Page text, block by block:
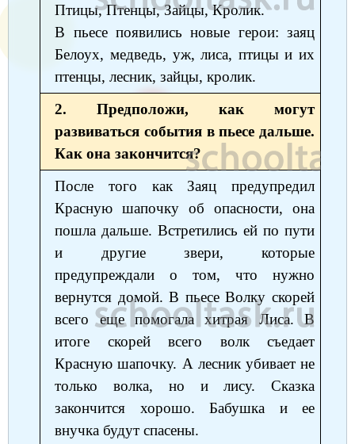
Литература
Биология
Музыка
Информатика
Немецкий язык
Информатика
География
Информатика
Геометрия
Литература
История
Английский язык
Обществознание
Информатика
Технология
Английский язык
Русский язык
Химия
История
ОБЖ
География
Птицы, Птенцы, Зайцы, Кролик.
В пьесе появились новые герои: заяц
Белоух, медведь, уж, лиса, птицы и их
птенцы, лесник, зайцы, кролик.
2. Предположи, как могут
развиваться события в пьесе дальше.
Как она закончится?
После того как Заяц предупредил
Красную шапочку об опасности, она
пошла дальше. Встретились ей по пути
и другие звери, которые
предупреждали о том, что нужно
вернутся домой. В пьесе Волку скорей
всего еще помогала хитрая Лиса. В
итоге скорей всего волк съедает
Красную шапочку. А лесник убивает не
только волка, но и лису. Сказка
закончится хорошо. Бабушка и ее
внучка будут спасены.